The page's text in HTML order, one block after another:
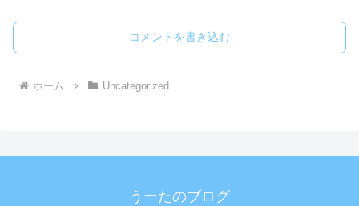
コメントを書き込む
ホーム Uncategorized
うーたのブログ